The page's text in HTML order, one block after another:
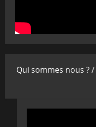
Qui sommes nous ? /